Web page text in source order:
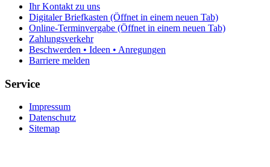
Ihr Kontakt zu uns
Digitaler Briefkasten (Öffnet in einem neuen Tab)
Online-Terminvergabe (Öffnet in einem neuen Tab)
Zahlungsverkehr
Beschwerden • Ideen • Anregungen
Barriere melden
Service
Impressum
Datenschutz
Sitemap